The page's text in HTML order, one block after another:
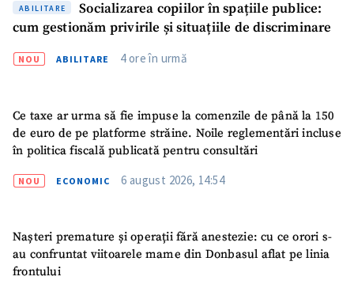
SUSȚINE
ABILITARE
Socializarea copiilor în spațiile publice:
cum gestionăm privirile și situațiile de discriminare
NOU ABILITARE 4 ore în urmă
Ce taxe ar urma să fie impuse la comenzile de până la 150
de euro de pe platforme străine. Noile reglementări incluse
în politica fiscală publicată pentru consultări
NOU ECONOMIC 6 august 2026, 14:54
Nașteri premature și operații fără anestezie: cu ce orori s-
au confruntat viitoarele mame din Donbasul aflat pe linia
frontului